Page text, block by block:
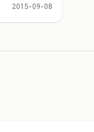
2015-09-08